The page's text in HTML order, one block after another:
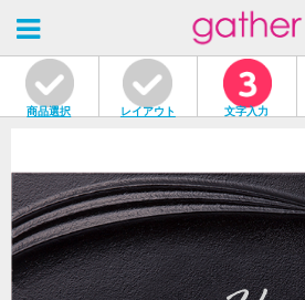
商品選択 レイアウト 文字入力